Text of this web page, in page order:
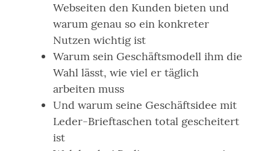
Webseiten den Kunden bieten und
warum genau so ein konkreter
Nutzen wichtig ist
Warum sein Geschäftsmodell ihm die
Wahl lässt, wie viel er täglich
arbeiten muss
Und warum seine Geschäftsidee mit
Leder-Brieftaschen total gescheitert
ist